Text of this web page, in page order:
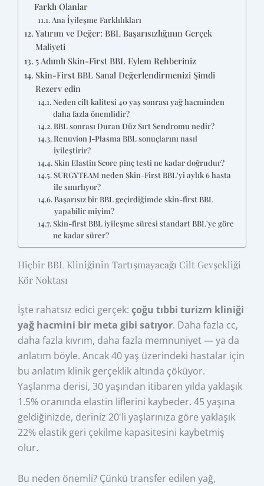
Farklı Olanlar
Ana İyileşme Farklılıkları
Yatırım ve Değer: BBL Başarısızlığının Gerçek
Maliyeti
5 Adımlı Skin-First BBL Eylem Rehberiniz
Skin-First BBL Sanal Değerlendirmenizi Şimdi
Rezerv edin
Neden cilt kalitesi 40 yaş sonrası yağ hacminden
daha fazla önemlidir?
BBL sonrası Duran Düz Sırt Sendromu nedir?
Renuvion J-Plasma BBL sonuçlarını nasıl
iyileştirir?
Skin Elastin Score pinç testi ne kadar doğrudur?
SURGYTEAM neden Skin-First BBL'yi aylık 6 hasta
ile sınırlıyor?
Başarısız bir BBL geçirdiğimde skin-first BBL
yapabilir miyim?
Skin-first BBL iyileşme süresi standart BBL'ye göre
ne kadar sürer?
Hiçbir BBL Kliniğinin Tartışmayacağı Cilt Gevşekliği
Kör Noktası
İşte rahatsız edici gerçek:çoğu tıbbi turizm kliniği
yağ hacmini bir meta gibi satıyor. Daha fazla cc,
daha fazla kıvrım, daha fazla memnuniyet — ya da
anlatım böyle. Ancak 40 yaş üzerindeki hastalar için
bu anlatım klinik gerçeklik altında çöküyor.
Yaşlanma derisi, 30 yaşından itibaren yılda yaklaşık
1.5% oranında elastin liflerini kaybeder. 45 yaşına
geldiğinizde, deriniz 20'li yaşlarınıza göre yaklaşık
22% elastik geri çekilme kapasitesini kaybetmiş
olur.
Bu neden önemli? Çünkü transfer edilen yağ,